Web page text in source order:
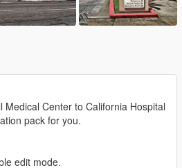
Medical Center to California Hospital
pack for you.
edit mode.